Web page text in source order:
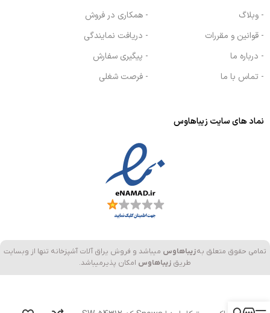
- وبلاگ
- قوانین و مقررات
- درباره ما
- تماس با ما
- همکاری در فروش
- دریافت نمایندگی
- پیگیری سفارش
- فرصت شغلی
نماد های سایت زیباهاوس
تمامی حقوق متعلق بهزیباهاوس میباشد و فروش یراق آلات آشپزخانه تنها از وبسایت
طریق زیباهاوس امکان پذیرمیباشد.